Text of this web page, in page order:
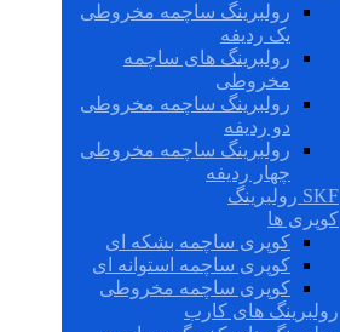
رولبرینگ ساچمه مخروطی
یک ردیفه
رولبرینگ های ساچمه
مخروطی
رولبرینگ ساچمه مخروطی
دو ردیفه
رولبرینگ ساچمه مخروطی
چهار ردیفه
SKF رولبرینگ
کوپری ها
کوپری ساچمه بشکه ای
کوپری ساچمه استوانه ای
کوپری ساچمه مخروطی
رولبرینگ های کارب